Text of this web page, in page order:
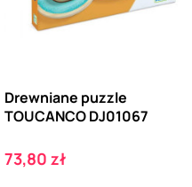
Drewniane puzzle
TOUCANCO DJ01067
Cena
73,80 zł